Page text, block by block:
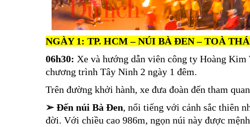
NGÀY 1: TP. HCM – NÚI BÀ ĐEN – TOÀ
06h30: Xe và hướng dẫn viên công ty Hoàng
chương trình Tây Ninh 2 ngày 1 đêm.
Trên đường khởi hành, xe đưa đoàn đến tham
➢ Đến núi Bà Đen, nổi tiếng với cảnh sắc thiên
đời. Với chiều cao 986m, ngọn núi này được